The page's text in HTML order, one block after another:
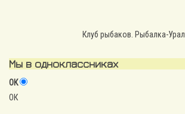
Клуб рыбаков. Рыбалка-Урал
Мы в одноклассниках
ОК
ОК